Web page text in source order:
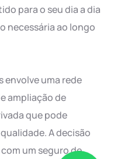
para o seu dia a dia
necessária ao longo
envolve uma rede
ampliação de
que pode
A decisão
um seguro de